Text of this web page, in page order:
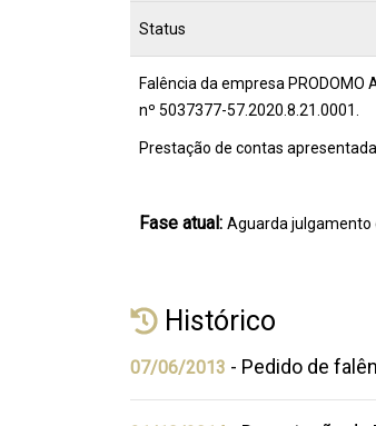
Status
Falência da empresa
nº 5037377-57.2020.8.21.0001.
Prestação de contas
Fase atual: Aguarda julgamento
Histórico
07/06/2013 - Pedido de